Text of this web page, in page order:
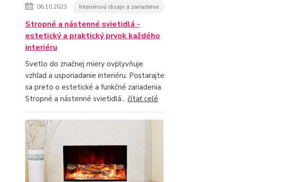
06.10.2023 Interiérový dizajn a zariadenie
Stropné a nástenné svietidlá -
estetický a praktický prvok každého
interiéru
Svetlo do značnej miery ovplyvňuje
vzhľad a usporiadanie interiéru. Postarajte
sa preto o estetické a funkčné zariadenia.
Stropné a nástenné svietidlá... čítať celé